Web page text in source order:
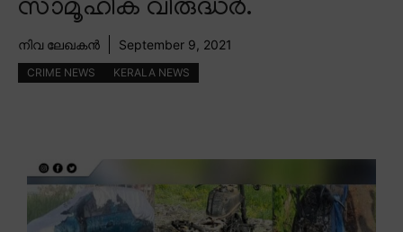
സാമൂഹിക വിരുദ്ധർ.
നിവ ലേഖകൻ September 9, 2021
CRIME NEWS KERALA NEWS